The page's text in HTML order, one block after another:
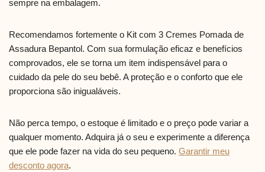
sempre na embalagem.
Recomendamos fortemente o Kit com 3 Cremes Pomada de
Assadura Bepantol. Com sua formulação eficaz e benefícios
comprovados, ele se torna um item indispensável para o
cuidado da pele do seu bebê. A proteção e o conforto que ele
proporciona são inigualáveis.
Não perca tempo, o estoque é limitado e o preço pode variar a
qualquer momento. Adquira já o seu e experimente a diferença
que ele pode fazer na vida do seu pequeno. Garantir meu
desconto agora.